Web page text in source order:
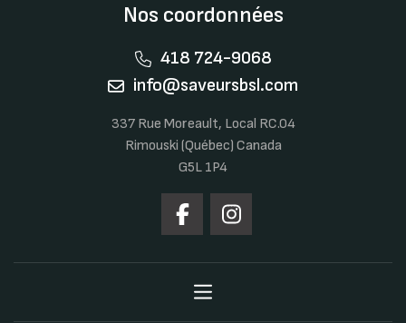
Nos coordonnées
418 724-9068
info@saveursbsl.com
337 Rue Moreault, Local RC.04
Rimouski (Québec) Canada
G5L 1P4